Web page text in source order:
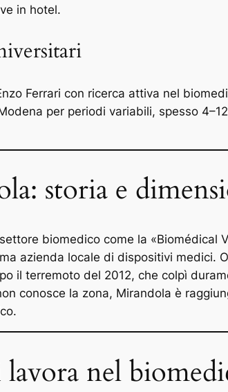
in hotel.
Ferrari con ricerca attiva nel
per periodi variabili, spesso
storia e
biomedico come la «Biomédical
azienda locale di dispositivi medici.
il terremoto del 2012, che colpì
conosce la zona, Mirandola è
nel